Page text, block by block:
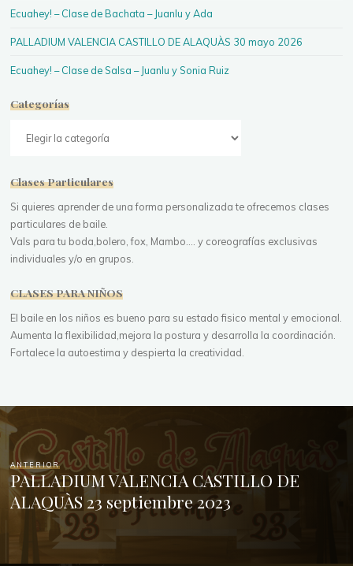
Ecuahey! – Clase de Bachata – Juanlu y Ada
PALLADIUM VALENCIA CASTILLO DE ALAQUÀS 30 mayo 2026
Ecuahey! – Clase de Salsa – Juanlu y Sonia Ruiz
Categorías
Clases Particulares
Si quieres aprender de una forma personalizada te ofrecemos clases
particulares de baile.
Vals para tu boda,bolero, fox, Mambo.... y coreografías exclusivas
individuales y/o en grupos.
CLASES PARA NIÑOS
El baile en los niños es bueno para su estado fisico mental y emocional.
Aumenta la flexibilidad,mejora la postura y desarrolla la coordinación.
Fortalece la autoestima y despierta la creatividad.
ANTERIOR
PALLADIUM VALENCIA CASTILLO DE
ALAQUÀS 23 septiembre 2023